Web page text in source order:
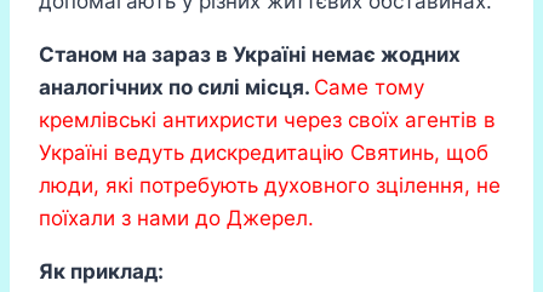
Станом на зараз в Україні немає жодних
аналогічних по силі місця. Саме тому
кремлівські антихристи через своїх агентів в
Україні ведуть дискредитацію Святинь, щоб
люди, які потребують духовного зцілення, не
поїхали з нами до Джерел.
Як приклад: